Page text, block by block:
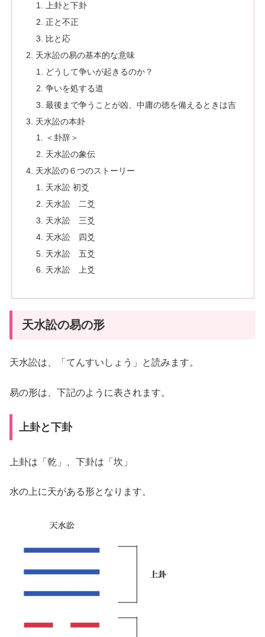
上卦と下卦
正と不正
比と応
天水訟の易の基本的な意味
どうして争いが起きるのか？
争いを処する道
最後まで争うことが凶、中庸の徳を備えるときは吉
天水訟の本卦
＜卦辞＞
天水訟の象伝
天水訟の６つのストーリー
天水訟 初爻
天水訟 二爻
天水訟 三爻
天水訟 四爻
天水訟 五爻
天水訟 上爻
天水訟の易の形
天水訟は、「てんすいしょう」と読みます。
易の形は、下記のように表されます。
上卦と下卦
上卦は「乾」、下卦は「坎」
水の上に天がある形となります。